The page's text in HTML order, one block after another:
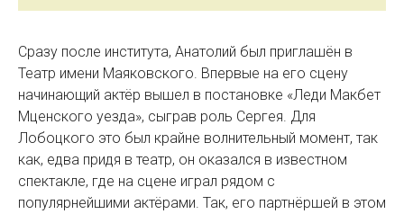
Сразу после института, Анатолий был приглашён в
Театр имени Маяковского. Впервые на его сцену
начинающий актёр вышел в постановке «Леди Макбет
Мценского уезда», сыграв роль Сергея. Для
Лобоцкого это был крайне волнительный момент, так
как, едва придя в театр, он оказался в известном
спектакле, где на сцене играл рядом с
популярнейшими актёрами. Так, его партнёршей в этом